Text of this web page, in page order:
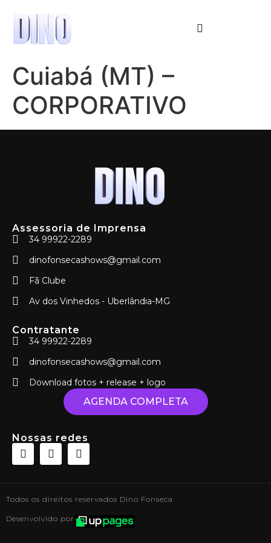
Cuiabá (MT) –
CORPORATIVO
Assessoria de Imprensa
34 99922-2289
dinofonsecashows@gmail.com
Fã Clube
Av dos Vinhedos - Uberlândia-MG
Contratante
34 99922-2289
dinofonsecashows@gmail.com
Download fotos + release + logo
AGENDA COMPLETA
Nossas redes
Todos os direitos reservados Dino Fonseca
Desenvolvido por